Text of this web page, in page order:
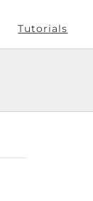
Tutorials